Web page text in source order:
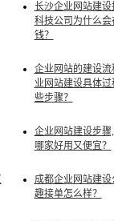
长沙企业网站建设
科技公司为什么会
钱？
企业网站的建设流
业网站建设具体过
些步骤？
企业网站建设步骤
哪家好用又便宜？
成都企业网站建设
趣接单怎么样？